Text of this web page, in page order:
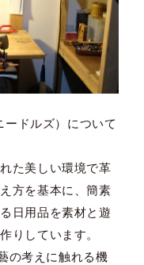
ードルズ）について
た美しい環境で革
方を基本に、簡素
日用品を素材と遊
りしています。
の考えに触れる機